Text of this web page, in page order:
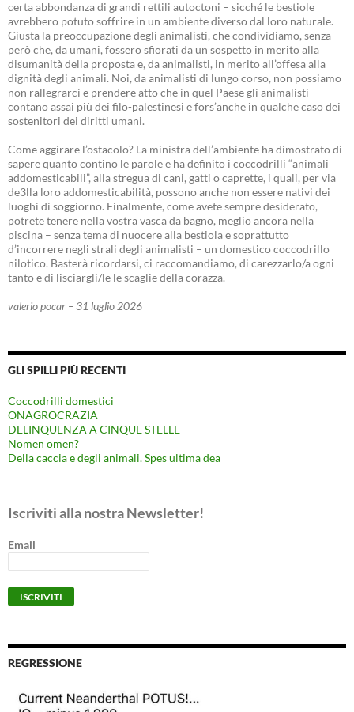
certa abbondanza di grandi rettili autoctoni – sicché le bestiole
avrebbero potuto soffrire in un ambiente diverso dal loro naturale.
Giusta la preoccupazione degli animalisti, che condividiamo, senza
però che, da umani, fossero sfiorati da un sospetto in merito alla
disumanità della proposta e, da animalisti, in merito all’offesa alla
dignità degli animali. Noi, da animalisti di lungo corso, non possiamo
non rallegrarci e prendere atto che in quel Paese gli animalisti
contano assai più dei filo-palestinesi e fors’anche in qualche caso dei
sostenitori dei diritti umani.
Come aggirare l’ostacolo? La ministra dell’ambiente ha dimostrato di
sapere quanto contino le parole e ha definito i coccodrilli “animali
addomesticabili”, alla stregua di cani, gatti o caprette, i quali, per via
de3lla loro addomesticabilità, possono anche non essere nativi dei
luoghi di soggiorno. Finalmente, come avete sempre desiderato,
potrete tenere nella vostra vasca da bagno, meglio ancora nella
piscina – senza tema di nuocere alla bestiola e soprattutto
d’incorrere negli strali degli animalisti – un domestico coccodrillo
nilotico. Basterà ricordarsi, ci raccomandiamo, di carezzarlo/a ogni
tanto e di lisciargli/le le scaglie della corazza.
valerio pocar – 31 luglio 2026
GLI SPILLI PIÙ RECENTI
Coccodrilli domestici
ONAGROCRAZIA
DELINQUENZA A CINQUE STELLE
Nomen omen?
Della caccia e degli animali. Spes ultima dea
Iscriviti alla nostra Newsletter!
Email
REGRESSIONE